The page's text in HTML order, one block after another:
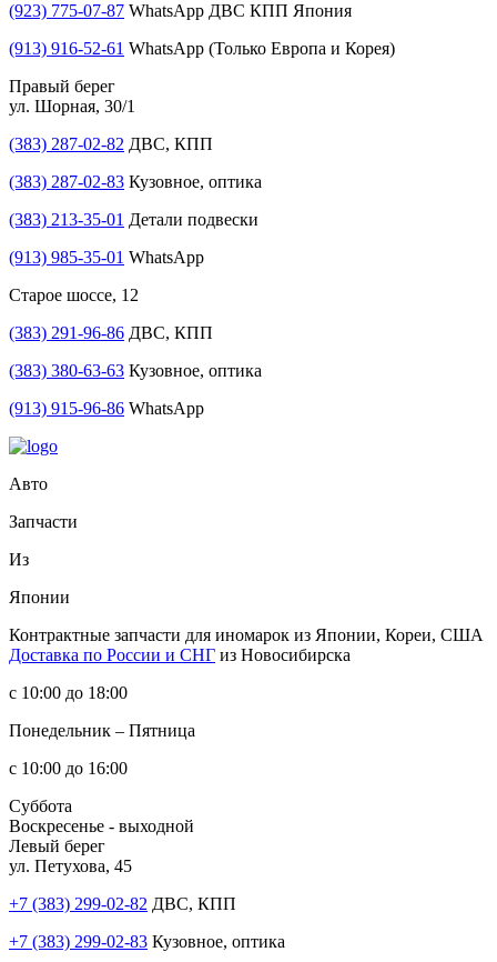
(923) 775-07-87 WhatsApp ДВС КПП Япония
(913) 916-52-61 WhatsApp (Только Европа и Корея)
Правый берег
ул. Шорная, 30/1
(383) 287-02-82 ДВС, КПП
(383) 287-02-83 Кузовное, оптика
(383) 213-35-01 Детали подвески
(913) 985-35-01 WhatsApp
Старое шоссе, 12
(383) 291-96-86 ДВС, КПП
(383) 380-63-63 Кузовное, оптика
(913) 915-96-86 WhatsApp
Авто
Запчасти
Из
Японии
Контрактные запчасти для иномарок из Японии, Кореи, США
Доставка по России и СНГ из Новосибирска
с 10:00 до 18:00
Понедельник – Пятница
с 10:00 до 16:00
Суббота
Воскресенье - выходной
Левый берег
ул. Петухова, 45
+7 (383) 299-02-82 ДВС, КПП
+7 (383) 299-02-83 Кузовное, оптика